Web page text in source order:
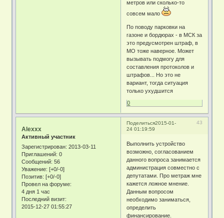
метров или сколько-то
совсем мало
По поводу парковки на
газоне и бордюрах - в МСК за
это предусмотрен штраф, в
МО тоже наверное. Может
вызывать подмогу для
составления протоколов и
штрафов... Но это не
вариант, тогда ситуация
только ухудшится
0
Поделиться 43
2015-01-
24 01:19:59
Alexxx
Активный участник
Зарегистрирован: 2013-03-11
Приглашений: 0
Сообщений: 56
Уважение: [+0/-0]
Позитив: [+0/-0]
Провел на форуме:
4 дня 1 час
Последний визит:
2015-12-27 01:55:27
Выполнить устройство
возможно, согласованием
данного вопроса занимается
администрация совместно с
депутатами. Про метраж мне
кажется ложное мнение.
Данным вопросом
необходимо заниматься,
определить
финансирование.